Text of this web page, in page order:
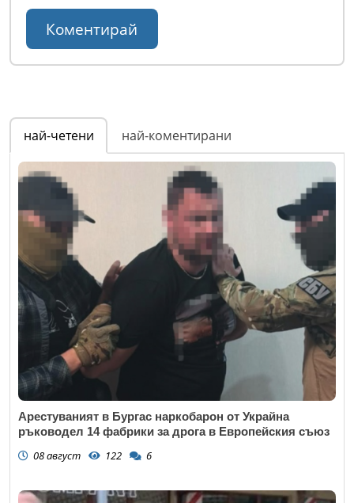
най-четени най-коментирани
Арестуваният в Бургас наркобарон от Украйна
ръководел 14 фабрики за дрога в Европейския съюз
08 август 122 6